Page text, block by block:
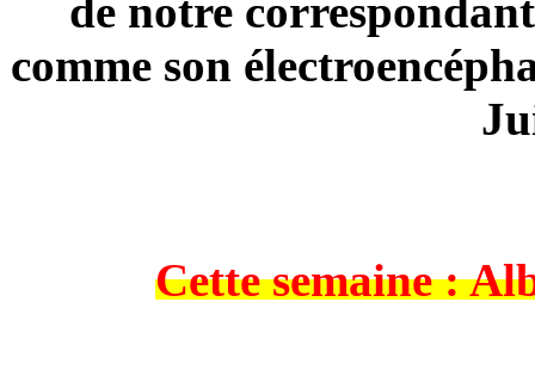
de notre
comme son
Cette semaine :